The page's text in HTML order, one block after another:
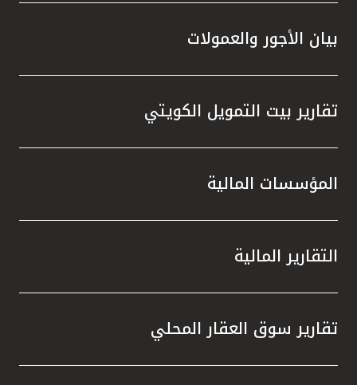
المملكة المتحدة
مملكة البحرين
بيان الأجور والعمولات
تقارير بيت التمويل الكويتي
المؤسسات المالية
التقارير المالية
تقارير سوق العقار المحلي